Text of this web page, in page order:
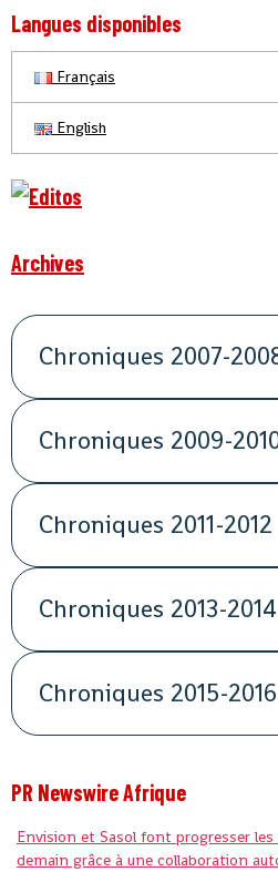
Langues disponibles
Français
English
Archives
Chroniques 2007-
Chroniques 2009-
Chroniques 2011-2012
Chroniques 2013-2014
Chroniques 2015-2016
PR Newswire Afrique
Envision et Sasol font progresser
demain grâce à une collaboration